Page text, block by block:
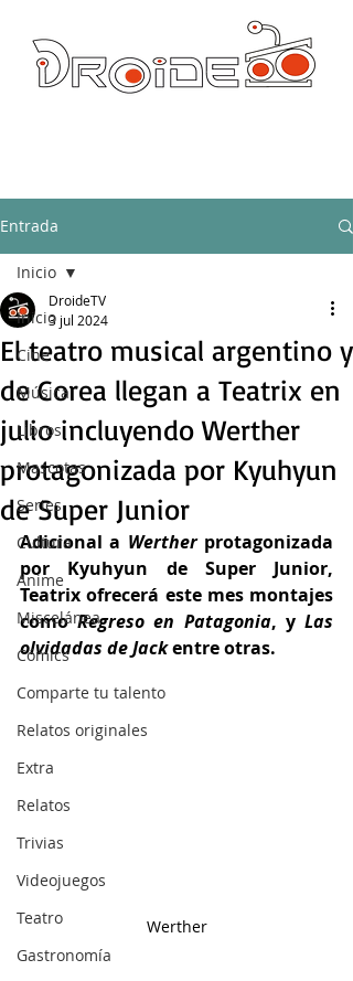
Entrada
Inicio
Cine
Música
Libros
Mascotas
Series
Cultura
Anime
Miscelánea
Cómics
Comparte tu talento
Relatos originales
Extra
Relatos
Trivias
Videojuegos
Teatro
Gastronomía
Inicio
El teatro musical argentino y
de Corea llegan a Teatrix en
julio incluyendo Werther
protagonizada por Kyuhyun
de Super Junior
DroideTV
3 jul 2024
Adicional a Werther protagonizada
por Kyuhyun de Super Junior,
Teatrix ofrecerá este mes montajes
como Regreso en Patagonia, y Las
olvidadas de Jack entre otras.
Werther